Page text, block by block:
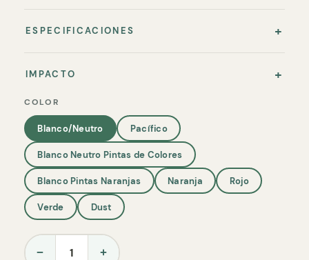
ESPECIFICACIONES
IMPACTO
COLOR
Blanco/Neutro Pacífico
Blanco Neutro Pintas de Colores
Blanco Pintas Naranjas Naranja Rojo
Verde Dust
− +